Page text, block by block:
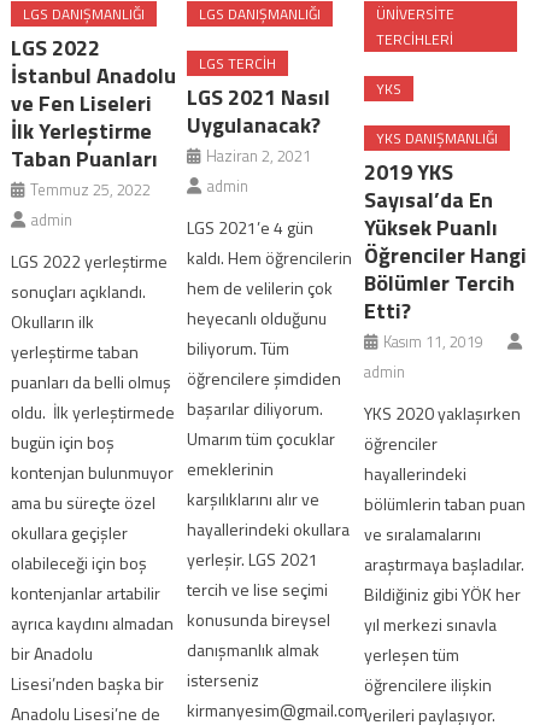
LGS DANIŞMANLIĞI
LGS 2022
İstanbul Anadolu
ve Fen Liseleri
İlk Yerleştirme
Taban Puanları
Temmuz 25, 2022
admin
LGS 2022 yerleştirme
sonuçları açıklandı.
Okulların ilk
yerleştirme taban
puanları da belli olmuş
oldu. İlk yerleştirmede
bugün için boş
kontenjan bulunmuyor
ama bu süreçte özel
okullara geçişler
olabileceği için boş
kontenjanlar artabilir
ayrıca kaydını almadan
bir Anadolu
Lisesi’nden başka bir
Anadolu Lisesi’ne de
LGS DANIŞMANLIĞI
LGS TERCIH
LGS 2021 Nasıl
Uygulanacak?
Haziran 2, 2021
admin
LGS 2021’e 4 gün
kaldı. Hem öğrencilerin
hem de velilerin çok
heyecanlı olduğunu
biliyorum. Tüm
öğrencilere şimdiden
başarılar diliyorum.
Umarım tüm çocuklar
emeklerinin
karşılıklarını alır ve
hayallerindeki okullara
yerleşir. LGS 2021
tercih ve lise seçimi
konusunda bireysel
danışmanlık almak
isterseniz
kirmanyesim@gmail.com
ÜNIVERSITE
TERCIHLERI
YKS
YKS DANIŞMANLIĞI
2019 YKS
Sayısal’da En
Yüksek Puanlı
Öğrenciler Hangi
Bölümler Tercih
Etti?
Kasım 11, 2019
admin
YKS 2020 yaklaşırken
öğrenciler
hayallerindeki
bölümlerin taban puan
ve sıralamalarını
araştırmaya başladılar.
Bildiğiniz gibi YÖK her
yıl merkezi sınavla
yerleşen tüm
öğrencilere ilişkin
verileri paylaşıyor.